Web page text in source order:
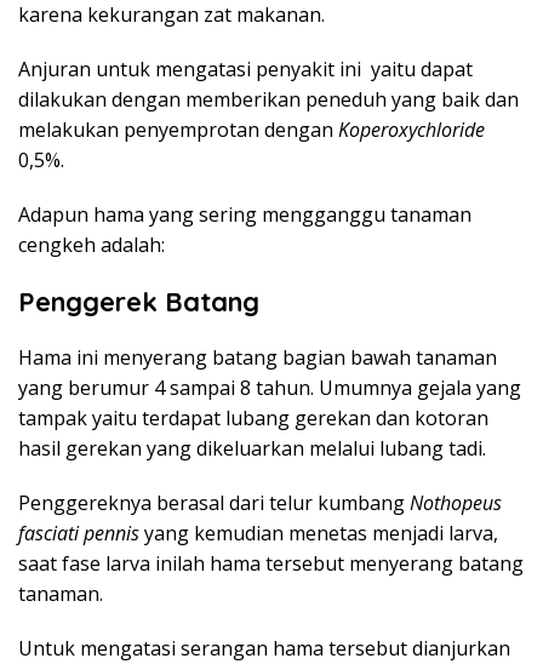
karena kekurangan zat makanan.
Anjuran untuk mengatasi penyakit ini yaitu dapat
dilakukan dengan memberikan peneduh yang baik dan
melakukan penyemprotan dengan Koperoxychloride
0,5%.
Adapun hama yang sering mengganggu tanaman
cengkeh adalah:
Penggerek Batang
Hama ini menyerang batang bagian bawah tanaman
yang berumur 4 sampai 8 tahun. Umumnya gejala yang
tampak yaitu terdapat lubang gerekan dan kotoran
hasil gerekan yang dikeluarkan melalui lubang tadi.
Penggereknya berasal dari telur kumbangNothopeus
fasciati pennisyang kemudian menetas menjadi larva,
saat fase larva inilah hama tersebut menyerang batang
tanaman.
Untuk mengatasi serangan hama tersebut dianjurkan